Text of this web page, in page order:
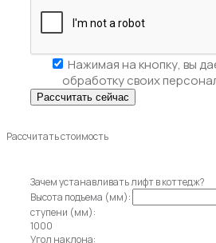
Нажимая на кнопку, вы
обработку своих
Рассчитать стоимость
Зачем устанавливать лифт в коттедж?
Высота подъема (мм):
ступени (мм):
1000
Угол наклона: